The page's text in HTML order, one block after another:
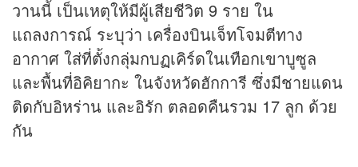
วานนี้ เป็นเหตุให้มีผู้เสียชีวิต 9 ราย ใน
แถลงการณ์ ระบุว่า เครื่องบินเจ็ทโจมตีทาง
อากาศ ใส่ที่ตั้งกลุ่มกบฏเคิร์ดในเทือกเขาบูซูล
และพื้นที่อิคิยากะ ในจังหวัดฮักการี ซึ่งมีชายแดน
ติดกับอิหร่าน และอิรัก ตลอดคืนรวม 17 ลูก ด้วย
กัน